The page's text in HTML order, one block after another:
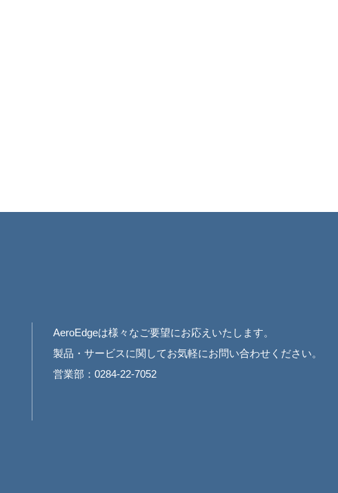
AeroEdgeは様々なご要望にお応えいたします。
製品・サービスに関してお気軽にお問い合わせください。
営業部：0284-22-7052